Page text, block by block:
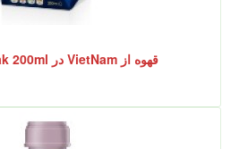
قهوه از VietNam در Aseptic Pak 200ml